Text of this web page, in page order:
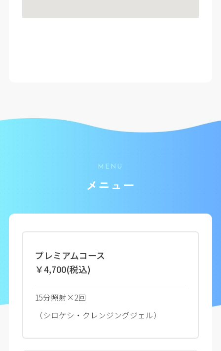
MENU
メニュー
プレミアムコース
￥4,700(税込)
15分照射×2回
（シロケシ・クレンジングジェル）